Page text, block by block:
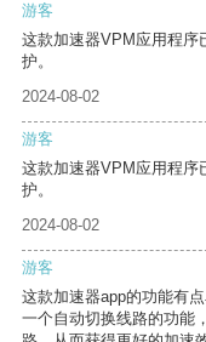
游客
这款加速器VPM应用程序
护。
2024-08-02
游客
这款加速器VPM应用程序
护。
2024-08-02
游客
这款加速器app的功能有
一个自动切换线路的功能